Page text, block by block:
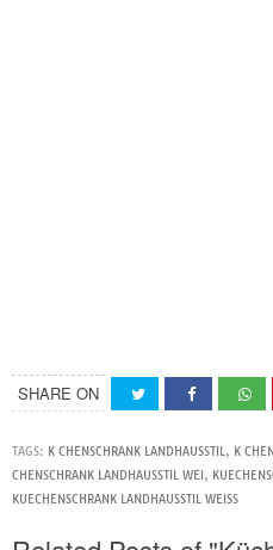
SHARE ON
TAGS: K CHENSCHRANK LANDHAUSSTIL, K
CHENSCHRANK LANDHAUSSTIL WEI,
KUECHENSCHRANK LANDHAUSSTIL WEISS